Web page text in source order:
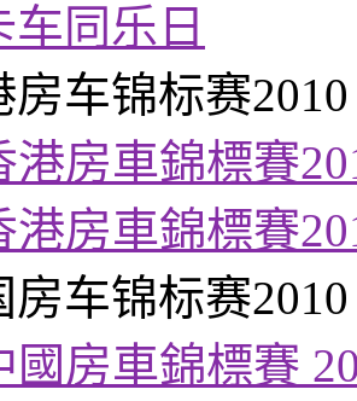
车同乐日
房车锦标赛2010
港房車錦標賽
港房車錦標賽
房车锦标赛2010
國房車錦標賽